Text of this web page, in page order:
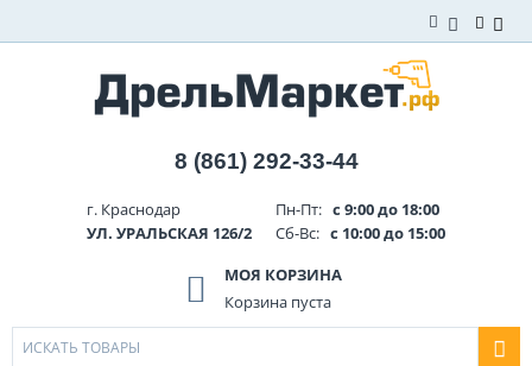
8 (861) 292-33-44
г. Краснодар
УЛ. УРАЛЬСКАЯ 126/2
Пн-Пт: с 9:00 до 18:00
Сб-Вс: с 10:00 до 15:00
МОЯ КОРЗИНА
Корзина пуста